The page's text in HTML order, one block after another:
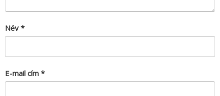
Név *
E-mail cím *